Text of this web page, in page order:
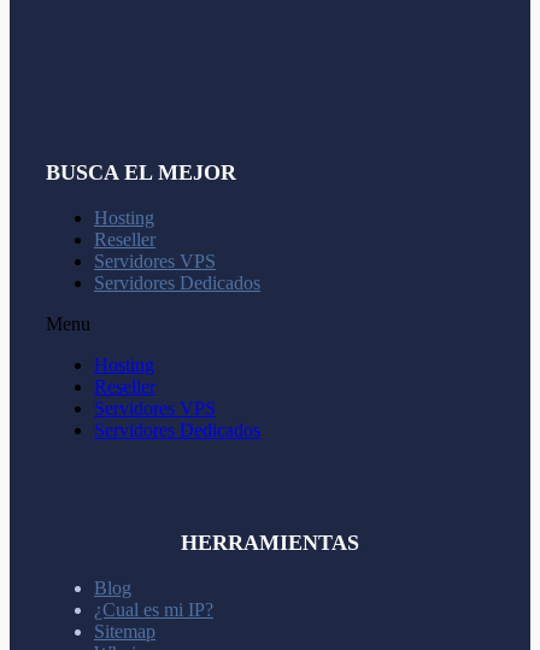
BUSCA EL MEJOR
Hosting
Reseller
Servidores VPS
Servidores Dedicados
Menu
Hosting
Reseller
Servidores VPS
Servidores Dedicados
HERRAMIENTAS
Blog
¿Cual es mi IP?
Sitemap